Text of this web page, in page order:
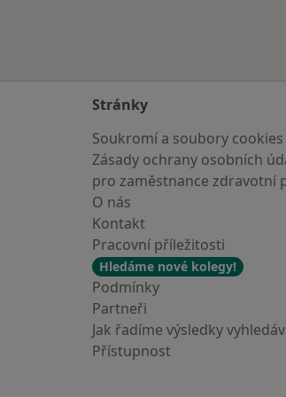
Stránky
Soukromí a soubory cookies
Zásady ochrany osobních
pro zaměstnance zdravotní
O nás
Kontakt
Pracovní příležitosti
Hledáme nové kolegy!
Podmínky
Partneři
Jak řadíme výsledky
Přístupnost